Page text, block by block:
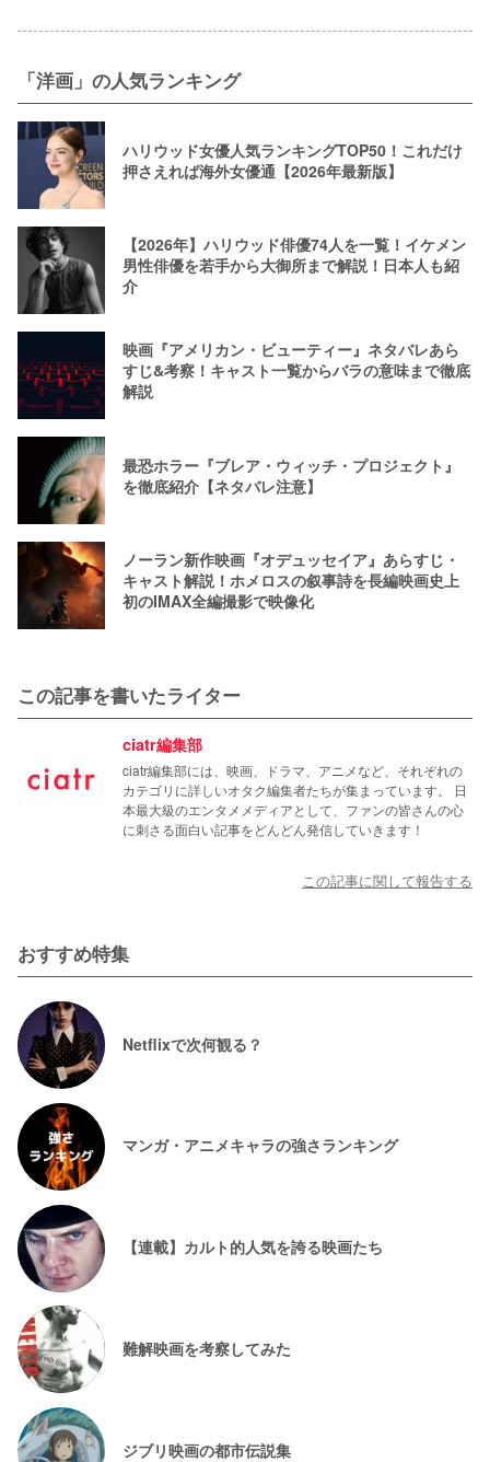
「洋画」の人気ランキング
ハリウッド女優人気ランキングTOP50！これだけ
押さえれば海外女優通【2026年最新版】
【2026年】ハリウッド俳優74人を一覧！イケメン
男性俳優を若手から大御所まで解説！日本人も紹
介
映画『アメリカン・ビューティー』ネタバレあら
すじ&考察！キャスト一覧からバラの意味まで徹底
解説
最恐ホラー『ブレア・ウィッチ・プロジェクト』
を徹底紹介【ネタバレ注意】
ノーラン新作映画『オデュッセイア』あらすじ・
キャスト解説！ホメロスの叙事詩を長編映画史上
初のIMAX全編撮影で映像化
この記事を書いたライター
ciatr編集部
ciatr編集部には、映画、ドラマ、アニメなど、それぞれの
カテゴリに詳しいオタク編集者たちが集まっています。 日
本最大級のエンタメメディアとして、ファンの皆さんの心
に刺さる面白い記事をどんどん発信していきます！
この記事に関して報告する
おすすめ特集
Netflixで次何観る？
マンガ・アニメキャラの強さランキング
【連載】カルト的人気を誇る映画たち
難解映画を考察してみた
ジブリ映画の都市伝説集